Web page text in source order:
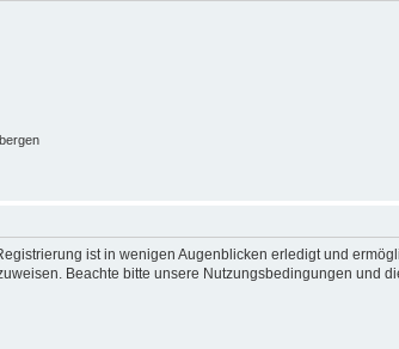
ist in wenigen Augenblicken erledigt und
Beachte bitte unsere Nutzungsbedingungen und